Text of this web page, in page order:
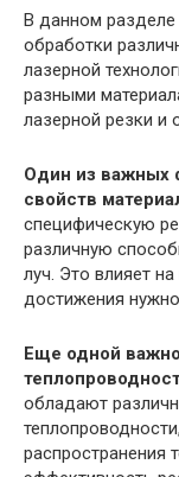
В данном
обработки
лазерной
разными
лазерной резки и
Один из важных
свойств
специфическую
различную
луч. Это влияет
достижения
Еще одной
обладают
распространения